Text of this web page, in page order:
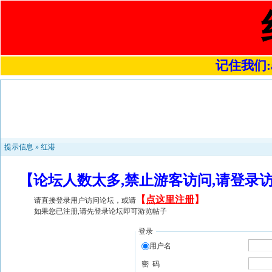
记住我们
提示信息 » 红港
【论坛人数太多,禁止游客访问,请登
请直接登录用户访问论坛，或请 【 点这里注册】
如果您已注册,请先登录论坛即可游览帖子
登录
用户名
密 码